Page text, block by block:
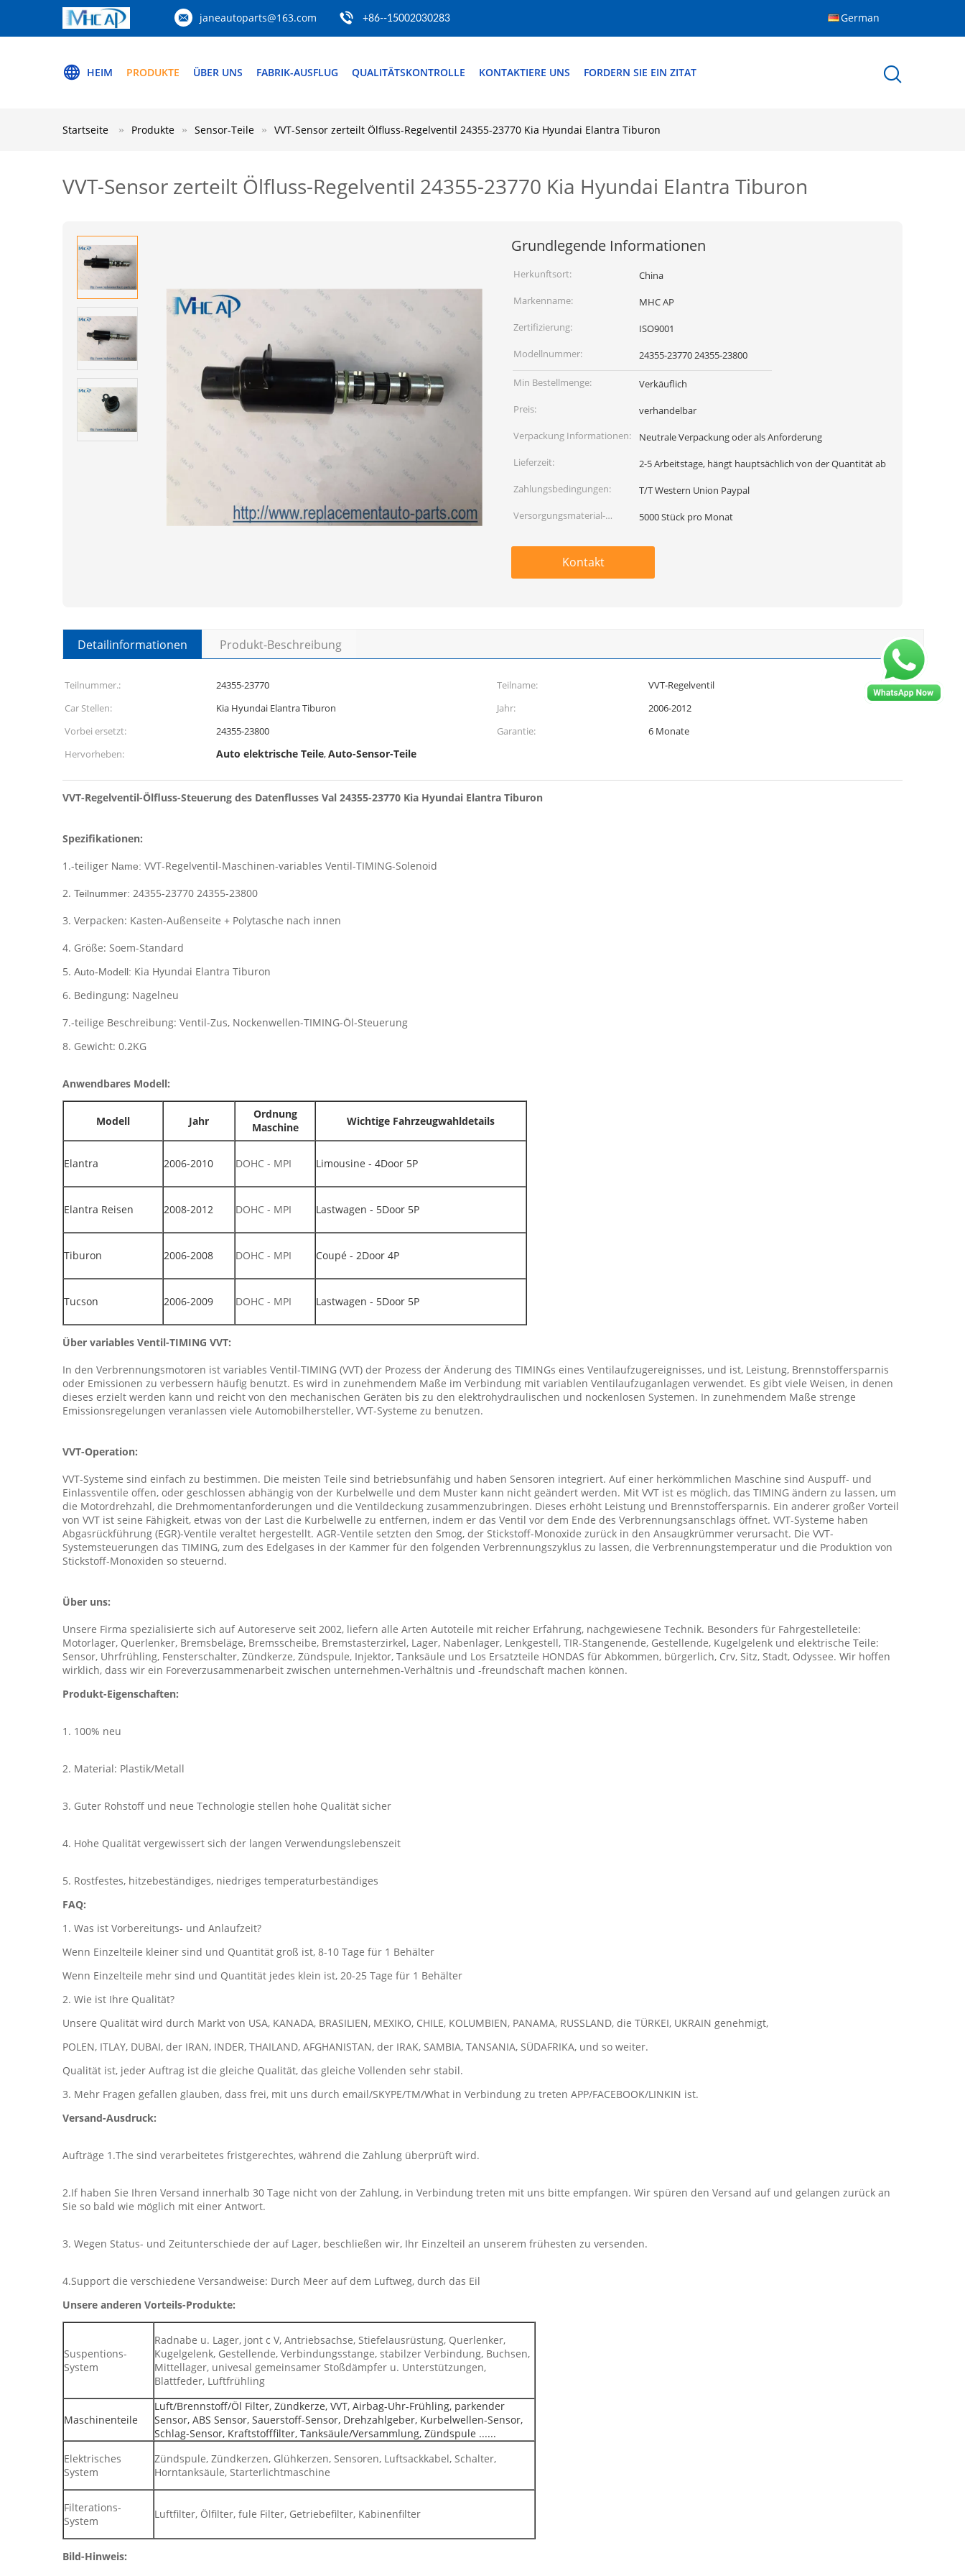
janeautoparts@163.com +86--15002030283 German
HEIM PRODUKTE ÜBER UNS FABRIK-AUSFLUG QUALITÄTSKONTROLLE KONTAKTIERE UNS FORDERN SIE EIN ZITAT
Startseite Produkte Sensor-Teile VVT-Sensor zerteilt Ölfluss-Regelventil 24355-23770 Kia Hyundai Elantra Tiburon
VVT-Sensor zerteilt Ölfluss-Regelventil 24355-23770 Kia Hyundai Elantra Tiburon
Grundlegende Informationen
Herkunftsort:
China
Markenname:
MHC AP
Zertifizierung:
ISO9001
Modellnummer:
24355-23770 24355-23800
Min Bestellmenge:
Verkäuflich
Preis:
verhandelbar
Verpackung Informationen:
Neutrale Verpackung oder als Anforderung
Lieferzeit:
2-5 Arbeitstage, hängt hauptsächlich von der Quantität ab
Zahlungsbedingungen:
T/T Western Union Paypal
Versorgungsmaterial-
5000 Stück pro Monat
Kontakt
Detailinformationen Produkt-Beschreibung
Teilnummer.: 24355-23770 Teilname:
VVT-Regelventil
Car Stellen:
Kia Hyundai Elantra Tiburon Jahr:
2006-2012
Vorbei ersetzt:
24355-23800 Garantie:
6 Monate
Hervorheben:
Auto elektrische Teile,Auto-Sensor-Teile
VVT-Regelventil-Ölfluss-Steuerung des Datenflusses Val 24355-23770 Kia Hyundai Elantra Tiburon
Spezifikationen:
1.-teiliger Name: VVT-Regelventil-Maschinen-variables Ventil-TIMING-Solenoid
2. Teilnummer: 24355-23770 24355-23800
3. Verpacken: Kasten-Außenseite + Polytasche nach innen
4. Größe: Soem-Standard
5. Auto-Modell: Kia Hyundai Elantra Tiburon
6. Bedingung: Nagelneu
7.-teilige Beschreibung: Ventil-Zus, Nockenwellen-TIMING-Öl-Steuerung
8. Gewicht: 0.2KG
Anwendbares Modell:
Modell Jahr
Ordnung
Maschine
Wichtige Fahrzeugwahldetails
Elantra 2006-2010 DOHC - MPI Limousine - 4Door 5P
Elantra Reisen 2008-2012 DOHC - MPI Lastwagen - 5Door 5P
Tiburon 2006-2008 DOHC - MPI Coupé - 2Door 4P
Tucson 2006-2009 DOHC - MPI Lastwagen - 5Door 5P
Über variables Ventil-TIMING VVT:
In den Verbrennungsmotoren ist variables Ventil-TIMING (VVT) der Prozess der Änderung des TIMINGs eines Ventilaufzugereignisses, und ist, Leistung, Brennstoffersparnis
oder Emissionen zu verbessern häufig benutzt. Es wird in zunehmendem Maße im Verbindung mit variablen Ventilaufzuganlagen verwendet. Es gibt viele Weisen, in denen
dieses erzielt werden kann und reicht von den mechanischen Geräten bis zu den elektrohydraulischen und nockenlosen Systemen. In zunehmendem Maße strenge
Emissionsregelungen veranlassen viele Automobilhersteller, VVT-Systeme zu benutzen.
VVT-Operation:
VVT-Systeme sind einfach zu bestimmen. Die meisten Teile sind betriebsunfähig und haben Sensoren integriert. Auf einer herkömmlichen Maschine sind Auspuff- und
Einlassventile offen, oder geschlossen abhängig von der Kurbelwelle und dem Muster kann nicht geändert werden. Mit VVT ist es möglich, das TIMING ändern zu lassen, um
die Motordrehzahl, die Drehmomentanforderungen und die Ventildeckung zusammenzubringen. Dieses erhöht Leistung und Brennstoffersparnis. Ein anderer großer Vorteil
von VVT ist seine Fähigkeit, etwas von der Last die Kurbelwelle zu entfernen, indem er das Ventil vor dem Ende des Verbrennungsanschlags öffnet. VVT-Systeme haben
Abgasrückführung (EGR)-Ventile veraltet hergestellt. AGR-Ventile setzten den Smog, der Stickstoff-Monoxide zurück in den Ansaugkrümmer verursacht. Die VVT-
Systemsteuerungen das TIMING, zum des Edelgases in der Kammer für den folgenden Verbrennungszyklus zu lassen, die Verbrennungstemperatur und die Produktion von
Stickstoff-Monoxiden so steuernd.
Über uns:
Unsere Firma spezialisierte sich auf Autoreserve seit 2002, liefern alle Arten Autoteile mit reicher Erfahrung, nachgewiesene Technik. Besonders für Fahrgestelleteile:
Motorlager, Querlenker, Bremsbeläge, Bremsscheibe, Bremstasterzirkel, Lager, Nabenlager, Lenkgestell, TIR-Stangenende, Gestellende, Kugelgelenk und elektrische Teile:
Sensor, Uhrfrühling, Fensterschalter, Zündkerze, Zündspule, Injektor, Tanksäule und Los Ersatzteile HONDAS für Abkommen, bürgerlich, Crv, Sitz, Stadt, Odyssee. Wir hoffen
wirklich, dass wir ein Foreverzusammenarbeit zwischen unternehmen-Verhältnis und -freundschaft machen können.
Produkt-Eigenschaften:
1. 100% neu
2. Material: Plastik/Metall
3. Guter Rohstoff und neue Technologie stellen hohe Qualität sicher
4. Hohe Qualität vergewissert sich der langen Verwendungslebenszeit
5. Rostfestes, hitzebeständiges, niedriges temperaturbeständiges
FAQ:
1. Was ist Vorbereitungs- und Anlaufzeit?
Wenn Einzelteile kleiner sind und Quantität groß ist, 8-10 Tage für 1 Behälter
Wenn Einzelteile mehr sind und Quantität jedes klein ist, 20-25 Tage für 1 Behälter
2. Wie ist Ihre Qualität?
Unsere Qualität wird durch Markt von USA, KANADA, BRASILIEN, MEXIKO, CHILE, KOLUMBIEN, PANAMA, RUSSLAND, die TÜRKEI, UKRAIN genehmigt,
POLEN, ITLAY, DUBAI, der IRAN, INDER, THAILAND, AFGHANISTAN, der IRAK, SAMBIA, TANSANIA, SÜDAFRIKA, und so weiter.
Qualität ist, jeder Auftrag ist die gleiche Qualität, das gleiche Vollenden sehr stabil.
3. Mehr Fragen gefallen glauben, dass frei, mit uns durch email/SKYPE/TM/What in Verbindung zu treten APP/FACEBOOK/LINKIN ist.
Versand-Ausdruck:
Aufträge 1.The sind verarbeitetes fristgerechtes, während die Zahlung überprüft wird.
2.If haben Sie Ihren Versand innerhalb 30 Tage nicht von der Zahlung, in Verbindung treten mit uns bitte empfangen. Wir spüren den Versand auf und gelangen zurück an
Sie so bald wie möglich mit einer Antwort.
3. Wegen Status- und Zeitunterschiede der auf Lager, beschließen wir, Ihr Einzelteil an unserem frühesten zu versenden.
4.Support die verschiedene Versandweise: Durch Meer auf dem Luftweg, durch das Eil
Unsere anderen Vorteils-Produkte:
Suspentions-
System
Radnabe u. Lager, jont c V, Antriebsachse, Stiefelausrüstung, Querlenker,
Kugelgelenk, Gestellende, Verbindungsstange, stabilzer Verbindung, Buchsen,
Mittellager, univesal gemeinsamer Stoßdämpfer u. Unterstützungen,
Blattfeder, Luftfrühling
Maschinenteile
Luft/Brennstoff/Öl Filter, Zündkerze, VVT, Airbag-Uhr-Frühling, parkender
Sensor, ABS Sensor, Sauerstoff-Sensor, Drehzahlgeber, Kurbelwellen-Sensor,
Schlag-Sensor, Kraftstofffilter, Tanksäule/Versammlung, Zündspule ......
Elektrisches
System
Zündspule, Zündkerzen, Glühkerzen, Sensoren, Luftsackkabel, Schalter,
Horntanksäule, Starterlichtmaschine
Filterations-
System
Luftfilter, Ölfilter, fule Filter, Getriebefilter, Kabinenfilter
Bild-Hinweis: